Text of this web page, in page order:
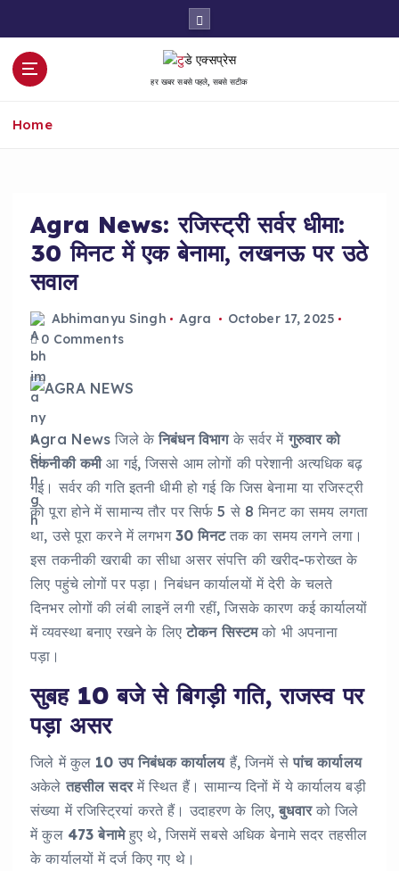
हर खबर सबसे पहले, सबसे सटीक
Home
Agra News: रजिस्ट्री सर्वर धीमा:
30 मिनट में एक बेनामा, लखनऊ पर उठे
सवाल
Abhimanyu Singh Agra
October 17, 2025
0 Comments
Agra News जिले केनिबंधन विभागके सर्वर मेंगुरुवार को
तकनीकी कमीआ गई, जिससे आम लोगों की परेशानी अत्यधिक बढ़
गई। सर्वर की गति इतनी धीमी हो गई कि जिस बेनामा या रजिस्ट्री
को पूरा होने में सामान्य तौर पर सिर्फ 5 से 8 मिनट का समय लगता
था, उसे पूरा करने में लगभग 30 मिनटतक का समय लगने लगा।
इस तकनीकी खराबी का सीधा असर संपत्ति की खरीद-फरोख्त के
लिए पहुंचे लोगों पर पड़ा। निबंधन कार्यालयों में देरी के चलते
दिनभर लोगों की लंबी लाइनें लगी रहीं, जिसके कारण कई कार्यालयों
में व्यवस्था बनाए रखने के लिएटोकन सिस्टमको भी अपनाना
पड़ा।
सुबह 10 बजे से बिगड़ी गति, राजस्व पर
पड़ा असर
जिले में कुल 10 उप निबंधक कार्यालयहैं, जिनमें सेपांच कार्यालय
अकेलेतहसील सदरमें स्थित हैं। सामान्य दिनों में ये कार्यालय बड़ी
संख्या में रजिस्ट्रियां करते हैं। उदाहरण के लिए,बुधवारको जिले
में कुल 473 बेनामेहुए थे, जिसमें सबसे अधिक बेनामे सदर तहसील
के कार्यालयों में दर्ज किए गए थे।